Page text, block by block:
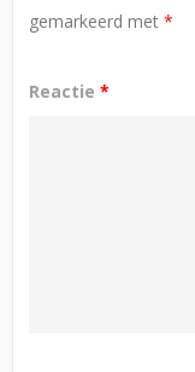
gemarkeerd met*
Reactie*